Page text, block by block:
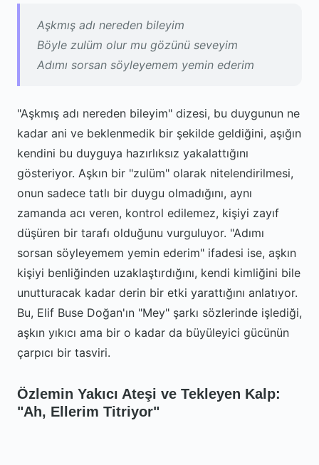
Aşkmış adı nereden bileyim
Böyle zulüm olur mu gözünü seveyim
Adımı sorsan söyleyemem yemin ederim
"Aşkmış adı nereden bileyim" dizesi, bu duygunun ne
kadar ani ve beklenmedik bir şekilde geldiğini, aşığın
kendini bu duyguya hazırlıksız yakalattığını
gösteriyor. Aşkın bir "zulüm" olarak nitelendirilmesi,
onun sadece tatlı bir duygu olmadığını, aynı
zamanda acı veren, kontrol edilemez, kişiyi zayıf
düşüren bir tarafı olduğunu vurguluyor. "Adımı
sorsan söyleyemem yemin ederim" ifadesi ise, aşkın
kişiyi benliğinden uzaklaştırdığını, kendi kimliğini bile
unutturacak kadar derin bir etki yarattığını anlatıyor.
Bu, Elif Buse Doğan'ın "Mey" şarkı sözlerinde işlediği,
aşkın yıkıcı ama bir o kadar da büyüleyici gücünün
çarpıcı bir tasviri.
Özlemin Yakıcı Ateşi ve Tekleyen Kalp:
"Ah, Ellerim Titriyor"